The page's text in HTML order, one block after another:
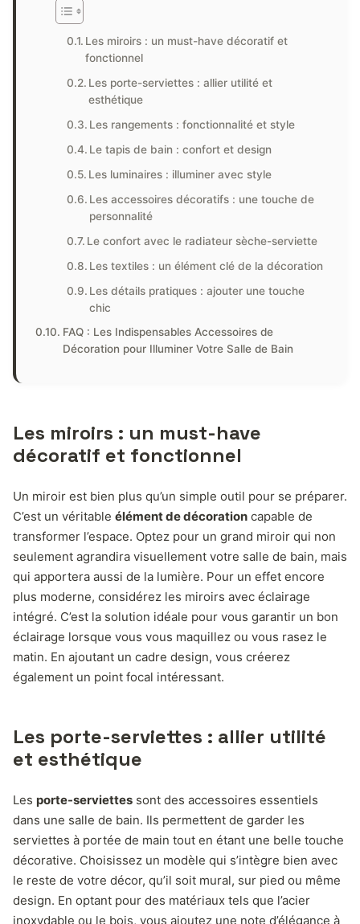
Les miroirs : un must-have décoratif et
fonctionnel
Les porte-serviettes : allier utilité et
esthétique
Les rangements : fonctionnalité et style
Le tapis de bain : confort et design
Les luminaires : illuminer avec style
Les accessoires décoratifs : une touche de
personnalité
Le confort avec le radiateur sèche-serviette
Les textiles : un élément clé de la décoration
Les détails pratiques : ajouter une touche
chic
FAQ : Les Indispensables Accessoires de
Décoration pour Illuminer Votre Salle de Bain
Les miroirs : un must-have
décoratif et fonctionnel
Un miroir est bien plus qu’un simple outil pour se préparer.
C’est un véritable élément de décoration capable de
transformer l’espace. Optez pour un grand miroir qui non
seulement agrandira visuellement votre salle de bain, mais
qui apportera aussi de la lumière. Pour un effet encore
plus moderne, considérez les miroirs avec éclairage
intégré. C’est la solution idéale pour vous garantir un bon
éclairage lorsque vous vous maquillez ou vous rasez le
matin. En ajoutant un cadre design, vous créerez
également un point focal intéressant.
Les porte-serviettes : allier utilité
et esthétique
Les porte-serviettes sont des accessoires essentiels
dans une salle de bain. Ils permettent de garder les
serviettes à portée de main tout en étant une belle touche
décorative. Choisissez un modèle qui s’intègre bien avec
le reste de votre décor, qu’il soit mural, sur pied ou même
design. En optant pour des matériaux tels que l’acier
inoxydable ou le bois, vous ajoutez une note d’élégance à